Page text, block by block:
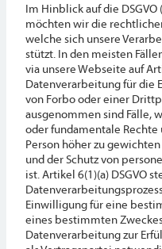
Im Hinblick auf die
möchten wir die
welche sich unsere
stützt. In den meisten
via unsere Webseite auf
Datenverarbeitung für die
von Forbo oder einer
ausgenommen sind Fälle,
oder fundamentale
Person höher zu
und der Schutz von
ist. Artikel 6(1)(a) DSGVO
Einwilligung für eine
eines bestimmten
Datenverarbeitung zur